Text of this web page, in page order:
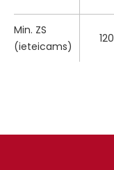
Min. ZS
(ieteicams)
120